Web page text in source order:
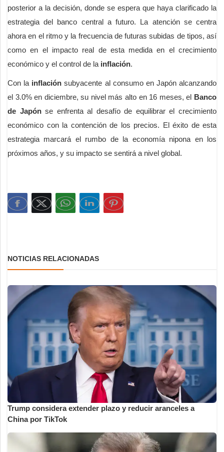
posterior a la decisión, donde se espera que haya clarificado la
estrategia del banco central a futuro. La atención se centra
ahora en el ritmo y la frecuencia de futuras subidas de tipos, así
como en el impacto real de esta medida en el crecimiento
económico y el control de la inflación.
Con la inflación subyacente al consumo en Japón alcanzando
el 3.0% en diciembre, su nivel más alto en 16 meses, el Banco
de Japónse enfrenta al desafío de equilibrar el crecimiento
económico con la contención de los precios. El éxito de esta
estrategia marcará el rumbo de la economía nipona en los
próximos años, y su impacto se sentirá a nivel global.
NOTICIAS RELACIONADAS
Trump considera extender plazo y reducir aranceles a
China por TikTok